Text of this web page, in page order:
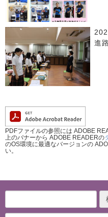
進
PDFファイルの参照には ADOBE
上のバナーから ADOBE READERの
のOS環境に最適なバージョンの
い。